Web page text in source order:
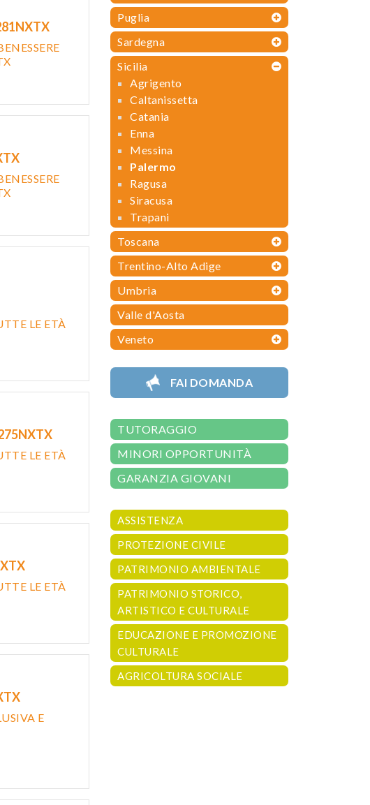
LE ETÀ
LE ETÀ
LE ETÀ
E
Puglia
Sardegna
Sicilia
Agrigento
Caltanissetta
Catania
Enna
Messina
Palermo
Ragusa
Siracusa
Trapani
Toscana
Trentino-Alto Adige
Umbria
Valle d'Aosta
Veneto
FAI DOMANDA
TUTORAGGIO
MINORI OPPORTUNITÀ
GARANZIA GIOVANI
ASSISTENZA
PROTEZIONE CIVILE
PATRIMONIO AMBIENTALE
PATRIMONIO STORICO,
ARTISTICO E CULTURALE
EDUCAZIONE E PROMOZIONE
CULTURALE
AGRICOLTURA SOCIALE